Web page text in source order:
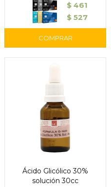
$ 461
$ 527
Ácido Glicólico 30%
solución 30cc